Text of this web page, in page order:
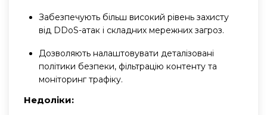
Забезпечують більш високий рівень захисту
від DDoS-атак і складних мережних загроз.
Дозволяють налаштовувати деталізовані
політики безпеки, фільтрацію контенту та
моніторинг трафіку.
Недоліки: